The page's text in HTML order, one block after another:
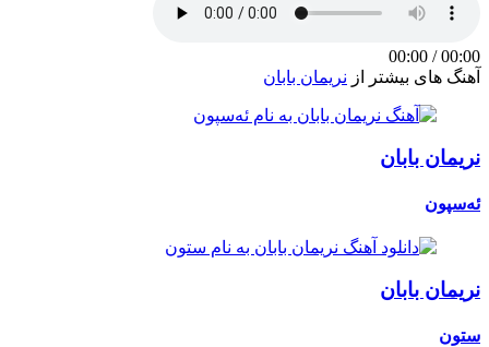
00:00
/
00:00
آهنگ های بیشتر از نریمان بابان
نریمان بابان
ئەسپون
نریمان بابان
ستون